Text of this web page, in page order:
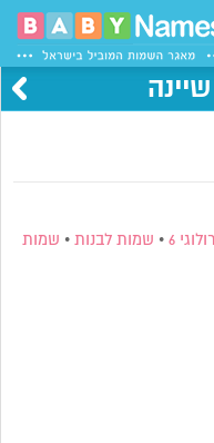
6
• שמות לבנות • שמות